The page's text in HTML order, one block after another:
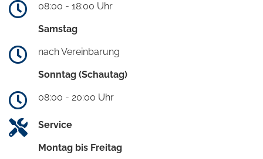
08:00 - 18:00 Uhr
Samstag
nach Vereinbarung
Sonntag (Schautag)
08:00 - 20:00 Uhr
Service
Montag bis Freitag